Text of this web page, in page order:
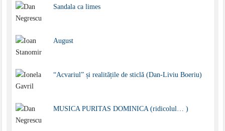
Sandala ca limes
August
“Acvariul” și realitățile de sticlă (Dan-Liviu Boeriu)
MUSICA PURITAS DOMINICA (ridicolul… )